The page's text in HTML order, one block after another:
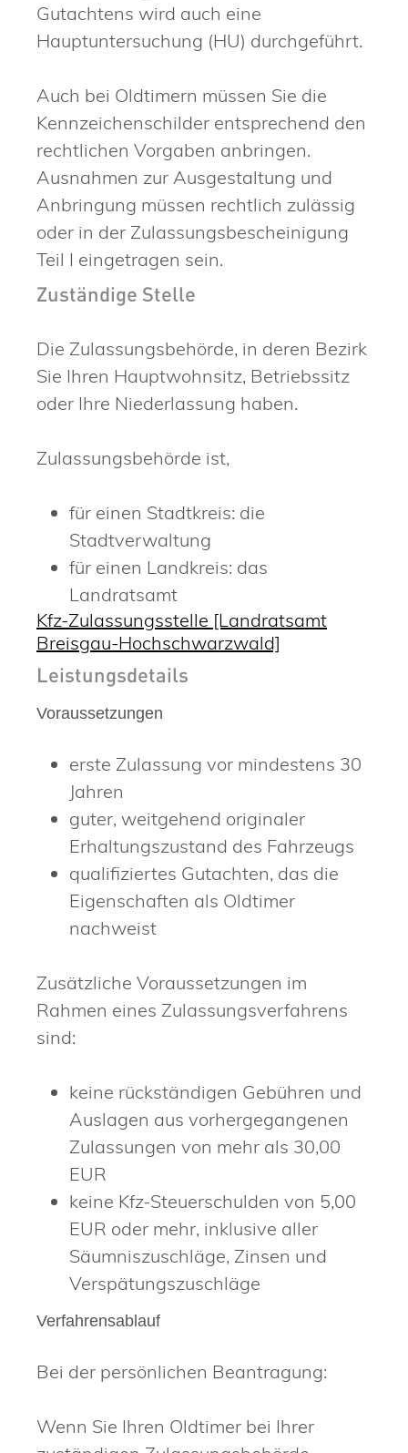
Gutachtens wird auch eine
Hauptuntersuchung (HU) durchgeführt.
Auch bei Oldtimern müssen Sie die
Kennzeichenschilder entsprechend den
rechtlichen Vorgaben anbringen.
Ausnahmen zur Ausgestaltung und
Anbringung müssen rechtlich zulässig
oder in der Zulassungsbescheinigung
Teil I eingetragen sein.
Zuständige Stelle
Die Zulassungsbehörde, in deren Bezirk
Sie Ihren Hauptwohnsitz, Betriebssitz
oder Ihre Niederlassung haben.
Zulassungsbehörde ist,
für einen Stadtkreis: die
Stadtverwaltung
für einen Landkreis: das
Landratsamt
Kfz-Zulassungsstelle [Landratsamt
Breisgau-Hochschwarzwald]
Leistungsdetails
Voraussetzungen
erste Zulassung vor mindestens 30
Jahren
guter, weitgehend originaler
Erhaltungszustand des Fahrzeugs
qualifiziertes Gutachten, das die
Eigenschaften als Oldtimer
nachweist
Zusätzliche Voraussetzungen im
Rahmen eines Zulassungsverfahrens
sind:
keine rückständigen Gebühren und
Auslagen aus vorhergegangenen
Zulassungen von mehr als 30,00
EUR
keine Kfz-Steuerschulden von 5,00
EUR oder mehr, inklusive aller
Säumniszuschläge, Zinsen und
Verspätungszuschläge
Verfahrensablauf
Bei der persönlichen Beantragung:
Wenn Sie Ihren Oldtimer bei Ihrer